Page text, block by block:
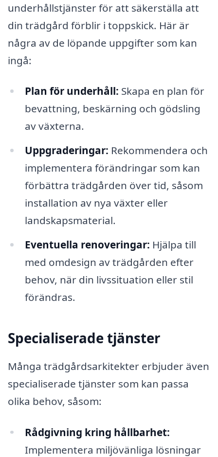
underhållstjänster för att säkerställa att
din trädgård förblir i toppskick. Här är
några av de löpande uppgifter som kan
ingå:
Plan för underhåll: Skapa en plan för
bevattning, beskärning och gödsling
av växterna.
Uppgraderingar: Rekommendera och
implementera förändringar som kan
förbättra trädgården över tid, såsom
installation av nya växter eller
landskapsmaterial.
Eventuella renoveringar: Hjälpa till
med omdesign av trädgården efter
behov, när din livssituation eller stil
förändras.
Specialiserade tjänster
Många trädgårdsarkitekter erbjuder även
specialiserade tjänster som kan passa
olika behov, såsom:
Rådgivning kring hållbarhet:
Implementera miljövänliga lösningar